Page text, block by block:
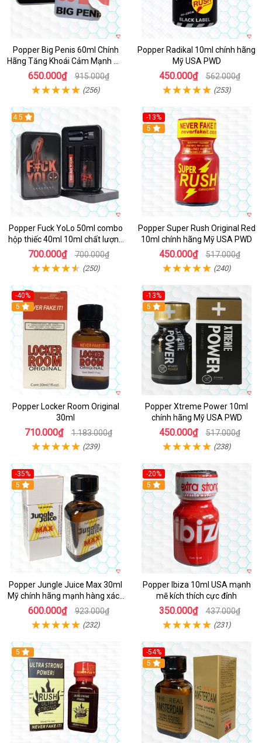
Popper Big Penis 60ml Chính
Hãng Tăng Khoái Cảm Mạnh Mẽ
An Toàn
650.000₫ 915.000₫
(256)
Popper Radikal 10ml chính hãng
Mỹ USA PWD
450.000₫ 562.000₫
(253)
4.5
Popper Fuck YoLo 50ml combo
hộp thiếc 40ml 10ml chất lượng
tốt
700.000₫ 700.000₫
(250)
-13%
Hot
5
Popper Super Rush Original Red
10ml chính hãng Mỹ USA PWD
450.000₫ 517.000₫
(240)
-40%
5
Popper Locker Room Original
30ml
710.000₫ 1.183.000₫
(239)
-13%
Hot
5
Popper Xtreme Power 10ml
chính hãng Mỹ USA PWD
450.000₫ 517.000₫
(238)
-35%
5
Popper Jungle Juice Max 30ml
Mỹ chính hãng mạnh hàng xách
tay kích thích
600.000₫ 923.000₫
(232)
-20%
5
Popper Ibiza 10ml USA mạnh
mẽ kích thích cực đỉnh
350.000₫ 437.000₫
(231)
5
-54%
5